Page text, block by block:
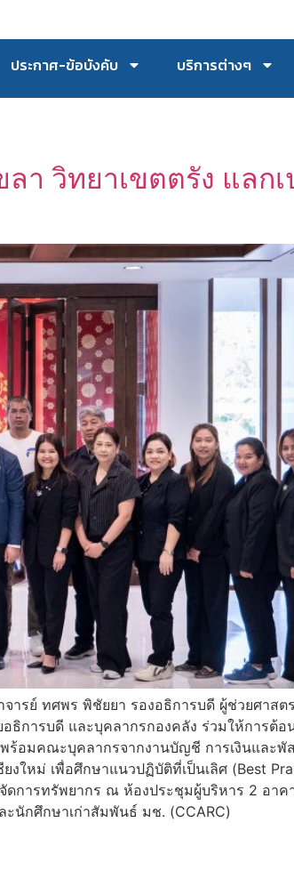
ประกาศ-ข้อบังคับ บริการต่างๆ
า วิทยาเขตตรัง แลกเ
ารย์ ทศพร พิชัยยา รองอธิการบดี ผู้ช่วยศาส
การบดี และบุคลากรกองคลัง ร่วมให้การต้อ
อมคณะบุคลากรจากงานบัญชี การเงินและพั
งใหม่ เพื่อศึกษาแนวปฏิบัติที่เป็นเลิศ (Best
การทรัพยากร ณ ห้องประชุมผู้บริหาร 2 อา
นักศึกษาเก่าสัมพันธ์ มช. (CCARC)